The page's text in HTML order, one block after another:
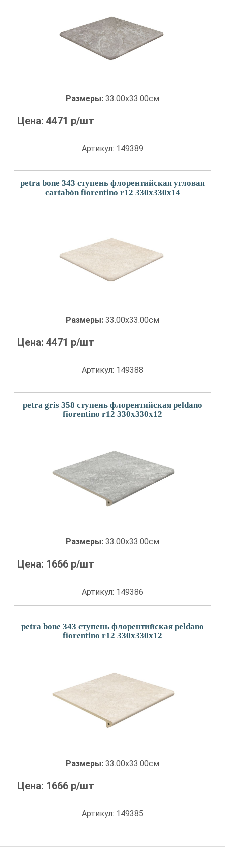
Размеры: 33.00x33.00см
Цена:4471 р/шт
Артикул: 149389
petra bone 343 ступень флорентийская угловая
cartabón fiorentino r12 330x330x14
Размеры: 33.00x33.00см
Цена:4471 р/шт
Артикул: 149388
petra gris 358 ступень флорентийская peldano
fiorentino r12 330x330x12
Размеры: 33.00x33.00см
Цена: 1666 р/шт
Артикул: 149386
petra bone 343 ступень флорентийская peldano
fiorentino r12 330x330x12
Размеры: 33.00x33.00см
Цена: 1666 р/шт
Артикул: 149385